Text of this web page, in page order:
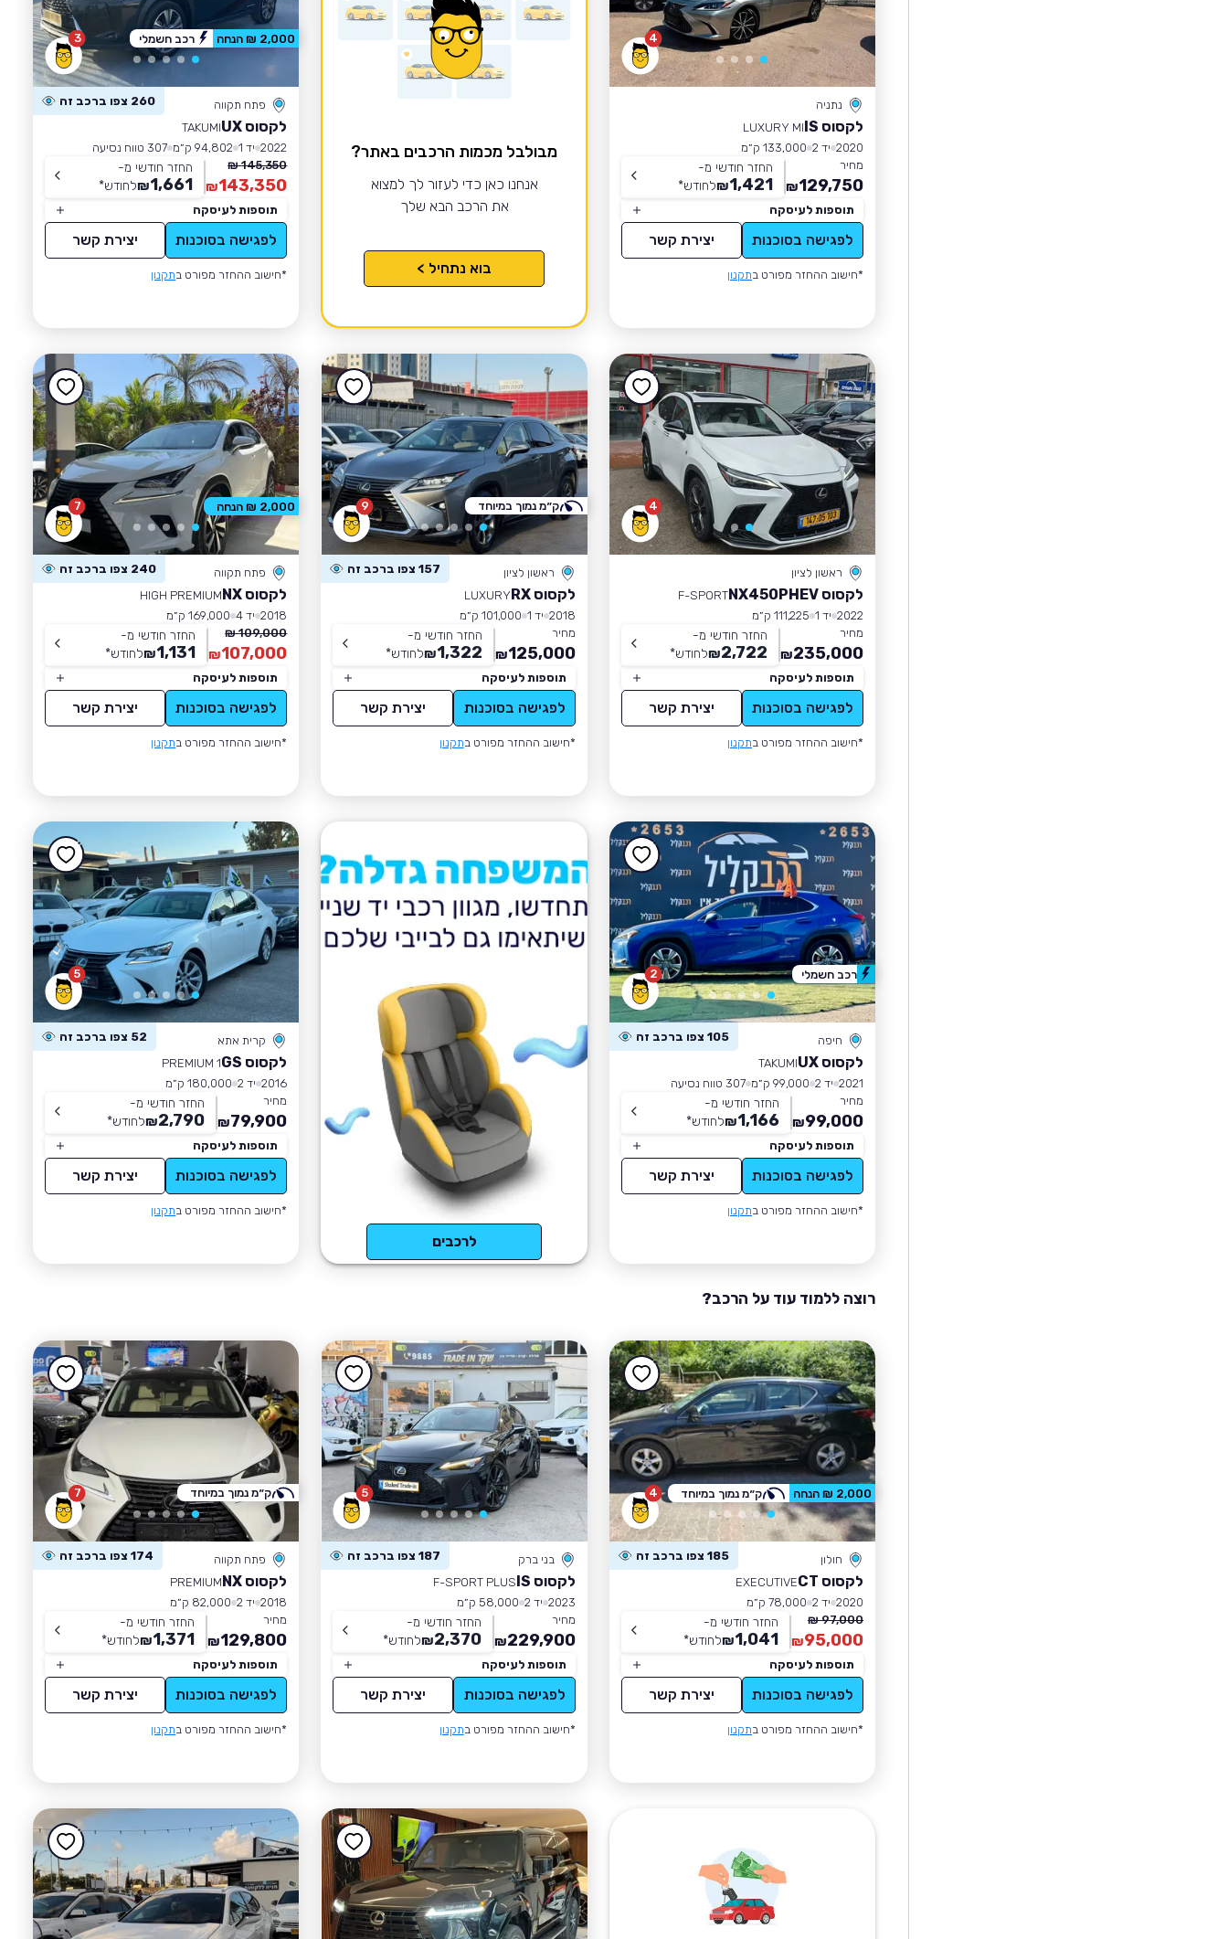
4
נתניה
לקסוס IS
LUXURY MI
2020 יד 2
133,000 ק״מ
מחיר
129,750
₪
החזר חודשי מ-
1,421
₪לחודש*
תוספות לעיסקה
לפגישה בסוכנות יצירת קשר
*חישוב ההחזר מפורט בתקנון
מבולבל מכמות הרכבים באתר?
אנחנו כאן כדי לעזור לך למצוא
את הרכב הבא שלך
בוא נתחיל >
3
פתח תקווה 260 צפו ברכב זה
לקסוס UX
TAKUMI
2022 יד 1 94,802 ק״מ
307 טווח נסיעה
145,350 ₪
143,350
₪
החזר חודשי מ-
1,661
₪לחודש*
תוספות לעיסקה
לפגישה בסוכנות יצירת קשר
*חישוב ההחזר מפורט בתקנון
2,000 ₪ הנחה רכב חשמלי
4
ראשון לציון
לקסוס NX450PHEV
F-SPORT
2022 יד 1
111,225 ק״מ
מחיר
235,000
₪
החזר חודשי מ-
2,722
₪לחודש*
תוספות לעיסקה
לפגישה בסוכנות יצירת קשר
*חישוב ההחזר מפורט בתקנון
9
ראשון לציון 157 צפו ברכב זה
לקסוס RX
LUXURY
2018 יד 1
101,000 ק״מ
מחיר
125,000
₪
החזר חודשי מ-
1,322
₪לחודש*
תוספות לעיסקה
לפגישה בסוכנות יצירת קשר
*חישוב ההחזר מפורט בתקנון
ק״מ נמוך במיוחד 7
פתח תקווה 240 צפו ברכב זה
לקסוס NX
HIGH PREMIUM
2018 יד 4
169,000 ק״מ
109,000 ₪
107,000
₪
החזר חודשי מ-
1,131
₪לחודש*
תוספות לעיסקה
לפגישה בסוכנות יצירת קשר
*חישוב ההחזר מפורט בתקנון
2,000 ₪ הנחה
2
חיפה 105 צפו ברכב זה
לקסוס UX
TAKUMI
2021 יד 2 99,000 ק״מ
307 טווח נסיעה
מחיר
99,000
₪
החזר חודשי מ-
1,166
₪לחודש*
תוספות לעיסקה
לפגישה בסוכנות יצירת קשר
*חישוב ההחזר מפורט בתקנון
רכב חשמלי
לרכבים
5
קרית אתא 52 צפו ברכב זה
לקסוס GS
PREMIUM 1
2016 יד 2
180,000 ק״מ
מחיר
79,900
₪
החזר חודשי מ-
2,790
₪לחודש*
תוספות לעיסקה
לפגישה בסוכנות יצירת קשר
*חישוב ההחזר מפורט בתקנון
רוצה ללמוד עוד על הרכב?
4
חולון 185 צפו ברכב זה
לקסוס CT
EXECUTIVE
2020 יד 2
78,000 ק״מ
97,000 ₪
95,000
₪
החזר חודשי מ-
1,041
₪לחודש*
תוספות לעיסקה
לפגישה בסוכנות יצירת קשר
*חישוב ההחזר מפורט בתקנון
2,000 ₪ הנחה ק״מ נמוך במיוחד 5
בני ברק 187 צפו ברכב זה
לקסוס IS
F-SPORT PLUS
2023 יד 2
58,000 ק״מ
מחיר
229,900
₪
החזר חודשי מ-
2,370
₪לחודש*
תוספות לעיסקה
לפגישה בסוכנות יצירת קשר
*חישוב ההחזר מפורט בתקנון
7
פתח תקווה 174 צפו ברכב זה
לקסוס NX
PREMIUM
2018 יד 2
82,000 ק״מ
מחיר
129,800
₪
החזר חודשי מ-
1,371
₪לחודש*
תוספות לעיסקה
לפגישה בסוכנות יצירת קשר
*חישוב ההחזר מפורט בתקנון
ק״מ נמוך במיוחד